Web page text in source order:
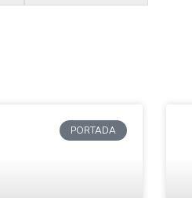
PORTADA